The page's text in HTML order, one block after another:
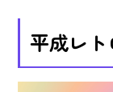
平成レ